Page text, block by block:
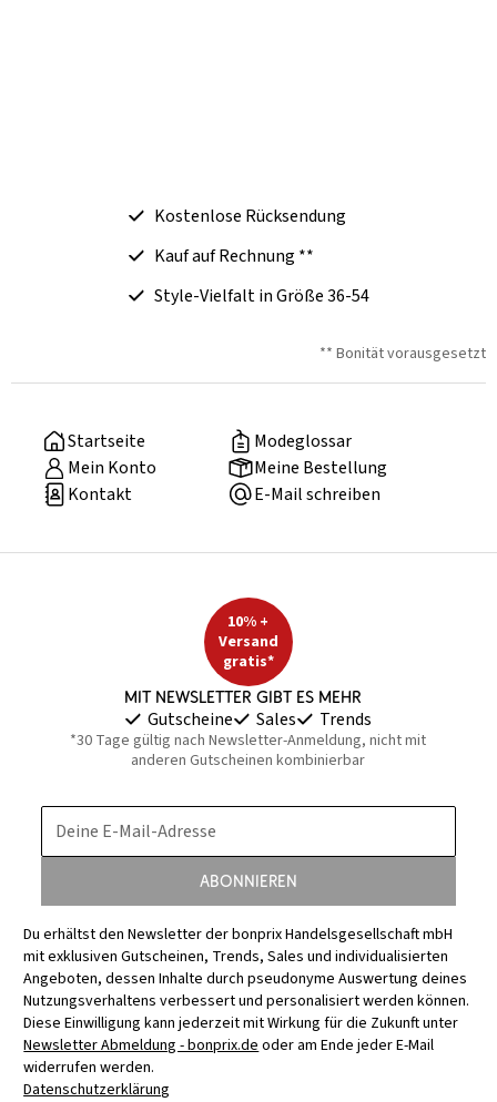
Kostenlose Rücksendung
Kauf auf Rechnung **
Style-Vielfalt in Größe 36-54
** Bonität vorausgesetzt
Startseite
Modeglossar
Mein Konto
Meine Bestellung
Kontakt
E-Mail schreiben
10% +
Versand
gratis*
Mit Newsletter gibt es mehr
Gutscheine Sales Trends
*30 Tage gültig nach Newsletter-Anmeldung, nicht mit
anderen Gutscheinen kombinierbar
Deine E-Mail-Adresse
Abonnieren
Du erhältst den Newsletter der bonprix Handelsgesellschaft mbH
mit exklusiven Gutscheinen, Trends, Sales und individualisierten
Angeboten, dessen Inhalte durch pseudonyme Auswertung deines
Nutzungsverhaltens verbessert und personalisiert werden können.
Diese Einwilligung kann jederzeit mit Wirkung für die Zukunft unter
Newsletter Abmeldung - bonprix.deoder am Ende jeder E-Mail
widerrufen werden.
Datenschutzerklärung